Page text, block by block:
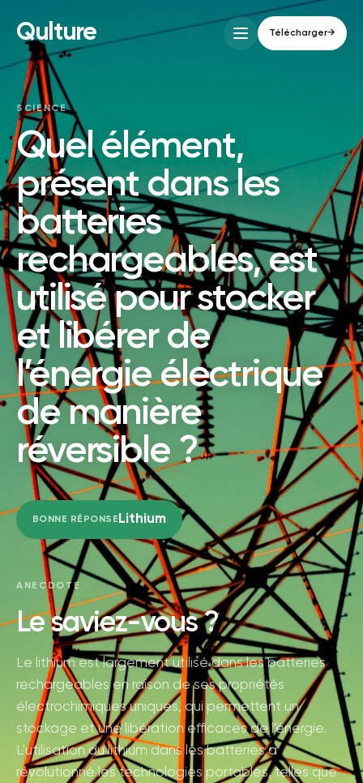
Qulture Télécharger→
SCIENCE
Quel élément,
présent dans les
batteries
rechargeables, est
utilisé pour stocker
et libérer de
l’énergie électrique
de manière
réversible ?
BONNE RÉPONSE Lithium
ANECDOTE
Le saviez-vous ?
Le lithium est largement utilisé dans les batteries
rechargeables en raison de ses propriétés
électrochimiques uniques, qui permettent un
stockage et une libération efficaces de l'énergie.
L'utilisation du lithium dans les batteries a
révolutionné les technologies portables, telles que